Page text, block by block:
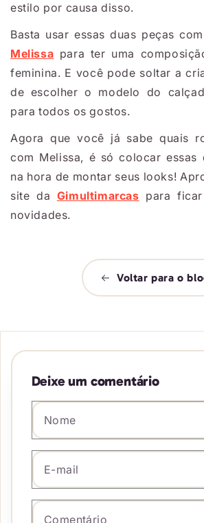
estilo por causa disso.
Basta usar essas duas peças
Melissa para ter uma
feminina. E você pode soltar a
de escolher o modelo do
para todos os gostos.
Agora que você já sabe quais
com Melissa, é só colocar essas
na hora de montar seus looks!
site da Gimultimarcas para
novidades.
Voltar para o
Deixe um comentário
Nome
E-mail
Comentário